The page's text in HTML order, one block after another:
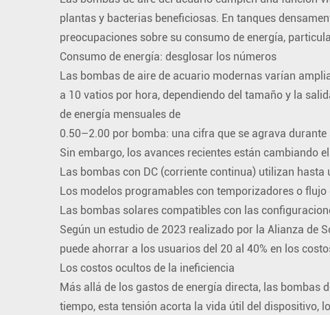
plantas y bacterias beneficiosas. En tanques
preocupaciones sobre su consumo de energía,
Consumo de energía: desglosar los números
Las bombas de aire de acuario modernas varían
a 10 vatios por hora, dependiendo del tamaño y la
de energía mensuales de
0.50–2.00 por bomba: una cifra que se agrava
Sin embargo, los avances recientes están cambiando
Las bombas con DC (corriente continua) utilizan hasta
Los modelos programables con temporizadores o
Las bombas solares compatibles con las
Según un estudio de 2023 realizado por la Alianza de
puede ahorrar a los usuarios del 20 al 40% en los
Los costos ocultos de la ineficiencia
Más allá de los gastos de energía directa, las bombas
tiempo, esta tensión acorta la vida útil del dispositivo,